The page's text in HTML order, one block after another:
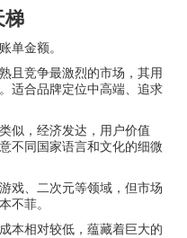
梯
单金额。
且竞争最激烈的市场，其用
适合品牌定位中高端、追求
似，经济发达，用户价值
不同国家语言和文化的细微
戏、二次元等领域，但市场
不菲。
本相对较低，蕴藏着巨大的